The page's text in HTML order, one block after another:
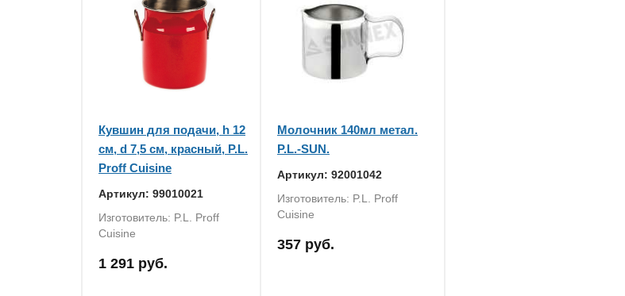
Кувшин для подачи, h 12
см, d 7,5 см, красный, P.L.
Proff Cuisine
Артикул: 99010021
Изготовитель: P.L. Proff
Cuisine
1 291 руб.
Молочник 140мл метал.
P.L.-SUN.
Артикул: 92001042
Изготовитель: P.L. Proff
Cuisine
357 руб.